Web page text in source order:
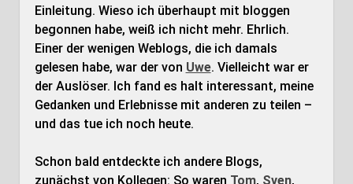
Einleitung. Wieso ich überhaupt mit bloggen
begonnen habe, weiß ich nicht mehr. Ehrlich.
Einer der wenigen Weblogs, die ich damals
gelesen habe, war der von Uwe. Vielleicht war er
der Auslöser. Ich fand es halt interessant, meine
Gedanken und Erlebnisse mit anderen zu teilen –
und das tue ich noch heute.
Schon bald entdeckte ich andere Blogs,
zunächst von Kollegen: So waren Tom, Sven,